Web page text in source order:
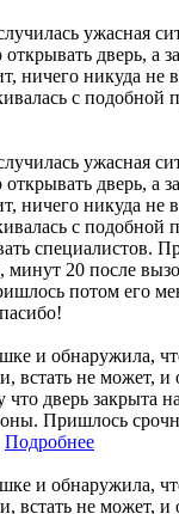
ужасная
дверь, а
ничего никуда не
с
ужасная
дверь, а
ничего никуда не
с подобной
специалистов.
минут 20 после
потом его
и обнаружила,
встать не может,
дверь закрыта
Пришлось
Подробнее
и обнаружила,
встать не может,